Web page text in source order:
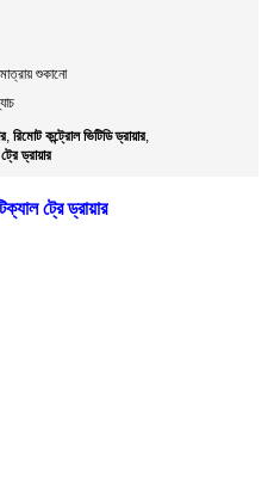
শুকানো
, রিমোট কন্ট্রোল ভিটিডি ড্রায়ার,
ড্রায়ার
ট্রে ড্রায়ার